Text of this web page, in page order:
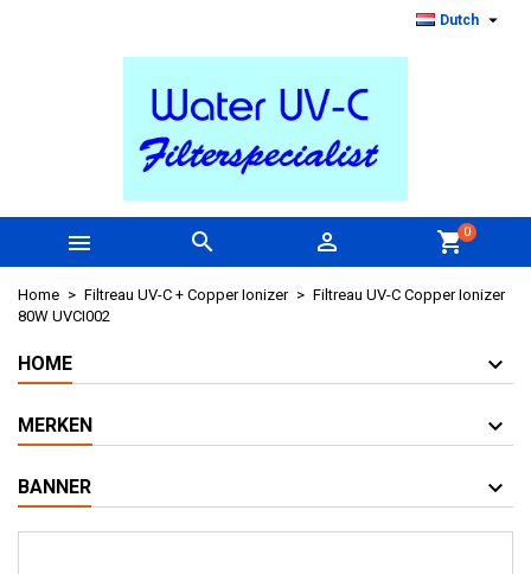
Dutch 
   shopping_cart0
Home Filtreau UV-C + Copper Ionizer
Filtreau UV-C Copper Ionizer
80W UVCI002
HOME
MERKEN
BANNER